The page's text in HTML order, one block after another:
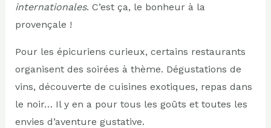
internationales. C’est ça, le bonheur à la
provençale !
Pour les épicuriens curieux, certains restaurants
organisent des soirées à thème. Dégustations de
vins, découverte de cuisines exotiques, repas dans
le noir… Il y en a pour tous les goûts et toutes les
envies d’aventure gustative.